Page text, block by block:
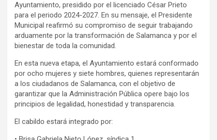
Ayuntamiento, presidido por el licenciado César Prieto
para el periodo 2024-2027. En su mensaje, el Presidente
Municipal reafirmó su compromiso de seguir trabajando
arduamente por la transformación de Salamanca y por el
bienestar de toda la comunidad.
En esta nueva etapa, el Ayuntamiento estará conformado
por ocho mujeres y siete hombres, quienes representarán
a los ciudadanos de Salamanca, con el objetivo de
garantizar que la Administración Pública opere bajo los
principios de legalidad, honestidad y transparencia.
El cabildo estará integrado por: